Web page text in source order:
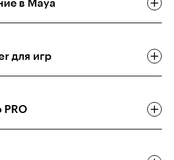
в Maya
для игр
PRO